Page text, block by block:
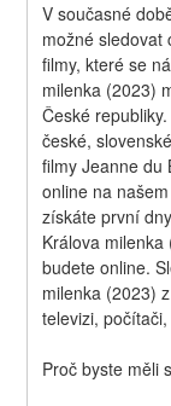
V současné
možné sledovat
filmy, které se
milenka (2023)
České
české,
filmy Jeanne du
online na
získáte první
Králova
budete online.
milenka (2023)
televizi,
Proč byste měli